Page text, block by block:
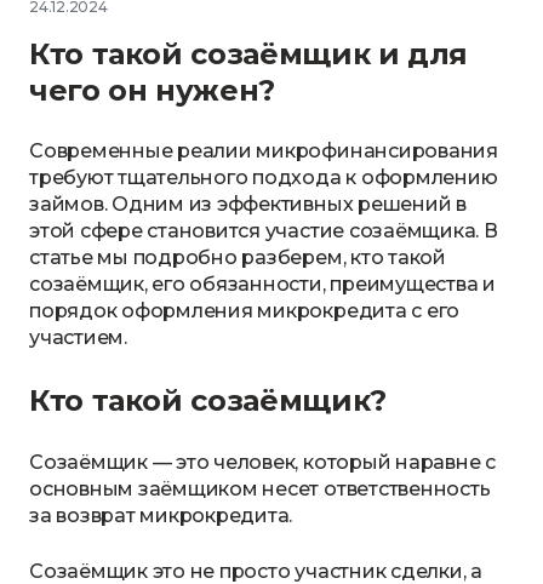
24.12.2024
Кто такой созаёмщик и для
чего он нужен?
Современные реалии микрофинансирования
требуют тщательного подхода к оформлению
займов. Одним из эффективных решений в
этой сфере становится участие созаёмщика. В
статье мы подробно разберем, кто такой
созаёмщик, его обязанности, преимущества и
порядок оформления микрокредита с его
участием.
Кто такой созаёмщик?
Созаёмщик — это человек, который наравне с
основным заёмщиком несет ответственность
за возврат микрокредита.
Созаёмщик это не просто участник сделки, а